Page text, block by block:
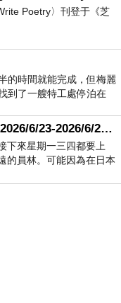
Poetry〉刊登于《芝
的時間就能完成，但梅麗
到了一艘特工處停泊在
週間農居第284週（2026/6/23-2026/6/24) 夏至 金黃稻浪洋溢豐收喜悅
下來星期一三四都要上
的員林。可能因為在日本
班時，心裡沒有一